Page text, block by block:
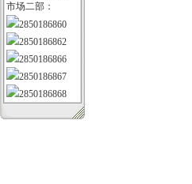
市场二部：
2850186860
2850186862
2850186866
2850186867
2850186868